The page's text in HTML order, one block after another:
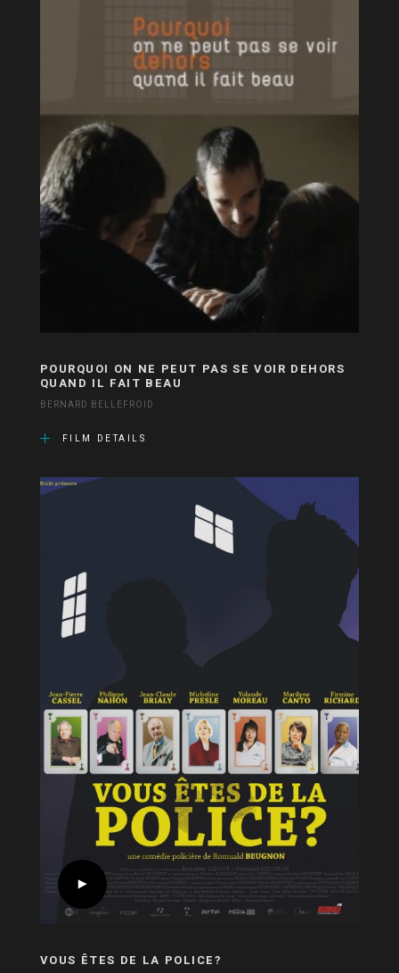
POURQUOI ON NE PEUT PAS SE VOIR DEHORS
QUAND IL FAIT BEAU
BERNARD BELLEFROID
FILM DETAILS
VOUS ÊTES DE LA POLICE?